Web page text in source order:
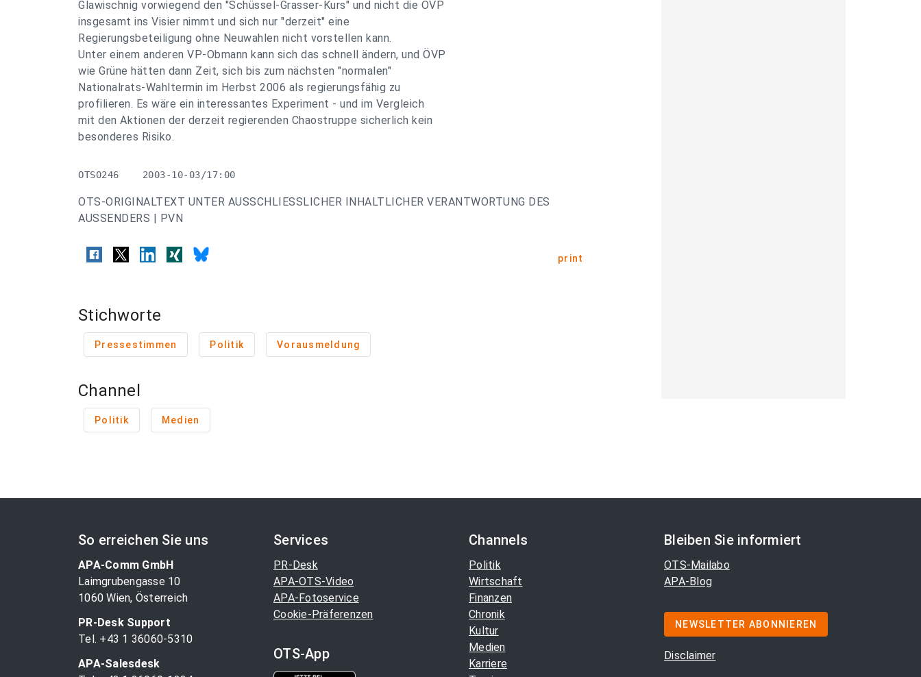
Glawischnig vorwiegend den "Schüssel-Grasser-Kurs" und nicht die ÖVP
insgesamt ins Visier nimmt und sich nur "derzeit" eine
Regierungsbeteiligung ohne Neuwahlen nicht vorstellen kann.
Unter einem anderen VP-Obmann kann sich das schnell ändern, und ÖVP
wie Grüne hätten dann Zeit, sich bis zum nächsten "normalen"
Nationalrats-Wahltermin im Herbst 2006 als regierungsfähig zu
profilieren. Es wäre ein interessantes Experiment - und im Vergleich
mit den Aktionen der derzeit regierenden Chaostruppe sicherlich kein
besonderes Risiko.
OTS0246    2003-10-03/17:00
OTS-ORIGINALTEXT UNTER AUSSCHLIESSLICHER INHALTLICHER VERANTWORTUNG DES
AUSSENDERS | PVN
print
Stichworte
Pressestimmen Politik Vorausmeldung
Channel
Politik Medien
So erreichen Sie uns
APA-Comm GmbH
Laimgrubengasse 10
1060 Wien, Österreich
PR-Desk Support
Tel. +43 1 36060-5310
APA-Salesdesk
Services
PR-Desk
APA-OTS-Video
APA-Fotoservice
Cookie-Präferenzen
OTS-App
Channels
Politik
Wirtschaft
Finanzen
Chronik
Kultur
Medien
Karriere
Bleiben Sie informiert
OTS-Mailabo
APA-Blog
NEWSLETTER ABONNIEREN
Disclaimer